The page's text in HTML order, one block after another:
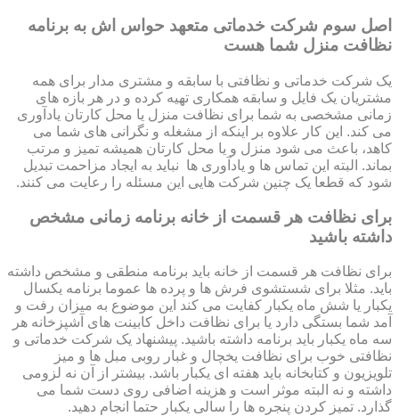
اصل سوم شرکت خدماتی متعهد حواس اش به برنامه
نظافت منزل شما هست
یک شرکت خدماتی و نظافتی با سابقه و مشتری مدار برای همه
مشتریان یک فایل و سابقه همکاری تهیه کرده و در هر بازه های
زمانی مشخصی به شما برای نظافت منزل یا محل کارتان یادآوری
می کند. این کار علاوه بر اینکه از مشغله و نگرانی های شما می
کاهد، باعث می شود منزل و یا محل کارتان همیشه تمیز و مرتب
بماند. البته این تماس ها و یادآوری ها نباید به ایجاد مزاحمت تبدیل
شود که قطعا یک چنین شرکت هایی این مسئله را رعایت می کنند.
برای نظافت هر قسمت از خانه برنامه زمانی مشخص
داشته باشید
برای نظافت هر قسمت از خانه باید برنامه منطقی و مشخص داشته
باید. مثلا برای شستشوی فرش ها و پرده ها عموما برنامه یکسال
یکبار یا شش ماه یکبار کفایت می کند این موضوع به میزان رفت و
آمد شما بستگی دارد یا برای نظافت داخل کابینت های آشپزخانه هر
سه ماه یکبار باید برنامه داشته باشید. پیشنهاد یک شرکت خدماتی و
نظافتی خوب برای نظافت یخچال و غبار روبی مبل ها و میز
تلویزیون و کتابخانه باید هفته ای یکبار باشد. بیشتر از آن نه لزومی
داشته و نه البته موثر است و هزینه اضافی روی دست شما می
گذارد. تمیز کردن پنجره ها را سالی یکبار حتما انجام دهید.